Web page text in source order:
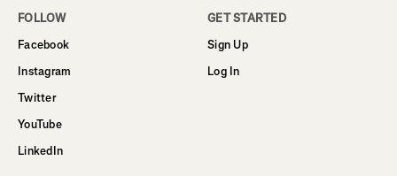
FOLLOW
Facebook
Instagram
Twitter
YouTube
LinkedIn
GET STARTED
Sign Up
Log In